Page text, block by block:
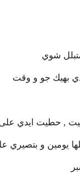
شوي
بهيك جو و وقت
, حطيت ايدي
يومين و بتصيري